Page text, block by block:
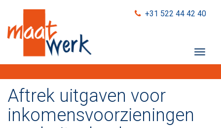
+31 522 44 42 40
T
o
Aftrek uitgaven voor
inkomensvoorzieningen